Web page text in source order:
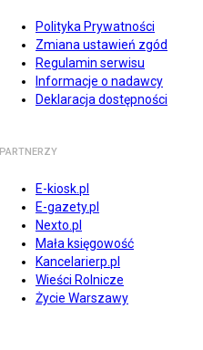
Polityka Prywatności
Zmiana ustawień zgód
Regulamin serwisu
Informacje o nadawcy
Deklaracja dostępności
PARTNERZY
E-kiosk.pl
E-gazety.pl
Nexto.pl
Mała księgowość
Kancelarierp.pl
Wieści Rolnicze
Życie Warszawy